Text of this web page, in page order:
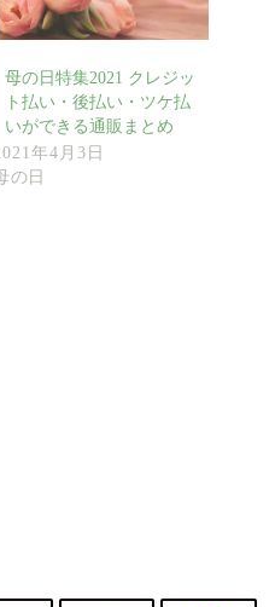
母の日特集2021 クレジッ
ト払い・後払い・ツケ払
いができる通販まとめ
年4月3日
の日